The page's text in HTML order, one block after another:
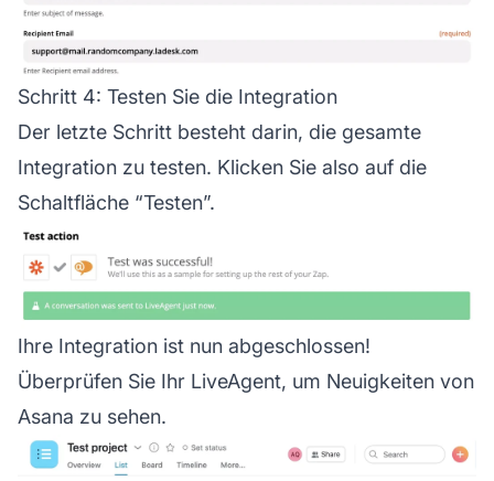
Schritt 4: Testen Sie die Integration
Der letzte Schritt besteht darin, die gesamte
Integration zu testen. Klicken Sie also auf die
Schaltfläche “Testen”.
Ihre Integration ist nun abgeschlossen!
Überprüfen Sie Ihr LiveAgent, um Neuigkeiten von
Asana zu sehen.